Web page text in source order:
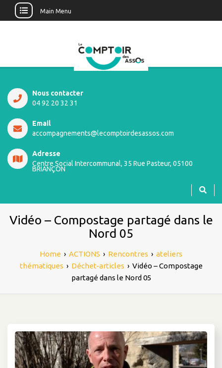
Main Menu
Nous contacter
04 92 20 32 31
Email
accompagnements@lecomptoirdesassos.com
Adresse
Centre Social Intercommunal, 35 Rue Pasteur, 05100
BRIANÇON
Vidéo – Compostage partagé dans le
Nord 05
Home › ACTIONS › Rencontres › ateliers
thématiques › Déchet-articles › Vidéo – Compostage
partagé dans le Nord 05